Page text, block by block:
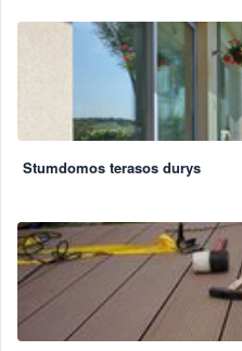
Stumdomos terasos durys